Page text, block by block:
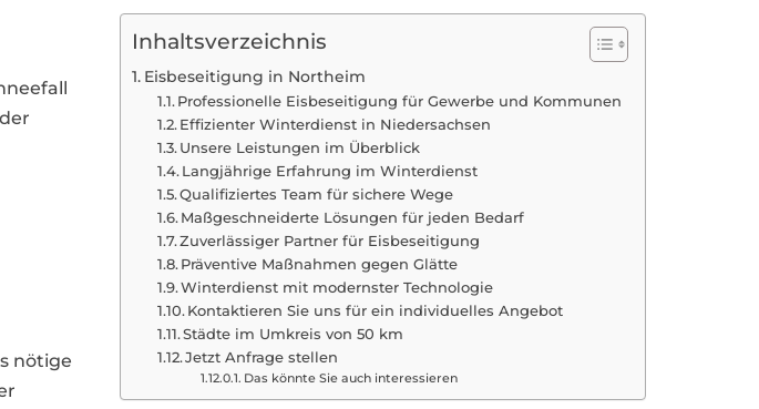
Inhaltsverzeichnis
Eisbeseitigung in Northeim
Professionelle Eisbeseitigung für Gewerbe und Kommunen
Effizienter Winterdienst in Niedersachsen
Unsere Leistungen im Überblick
Langjährige Erfahrung im Winterdienst
Qualifiziertes Team für sichere Wege
Maßgeschneiderte Lösungen für jeden Bedarf
Zuverlässiger Partner für Eisbeseitigung
Präventive Maßnahmen gegen Glätte
Winterdienst mit modernster Technologie
Kontaktieren Sie uns für ein individuelles Angebot
Städte im Umkreis von 50 km
Jetzt Anfrage stellen
Das könnte Sie auch interessieren
nötige